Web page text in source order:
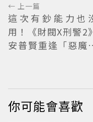
← 上一篇
這次有鈔能力也
用！《財閥X刑警2》
安普賢重逢「惡魔
你可能會喜歡